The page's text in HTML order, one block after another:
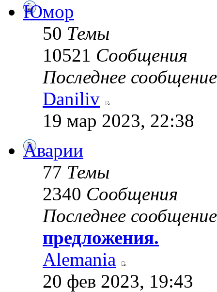
Юмор
50 Темы
10521 Сообщения
Последнее сообщение
Daniliv
19 мар 2023, 22:38
Аварии
77 Темы
2340 Сообщения
Последнее сообщение
предложения.
Alemania
20 фев 2023, 19:43